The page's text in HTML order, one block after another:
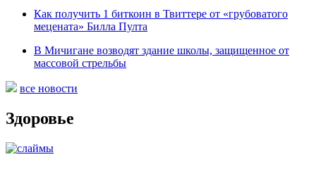
Как получить 1 биткоин в Твиттере от «грубоватого
мецената» Билла Пулта
В Мичигане возводят здание школы, защищенное от
массовой стрельбы
все новости
Здоровье